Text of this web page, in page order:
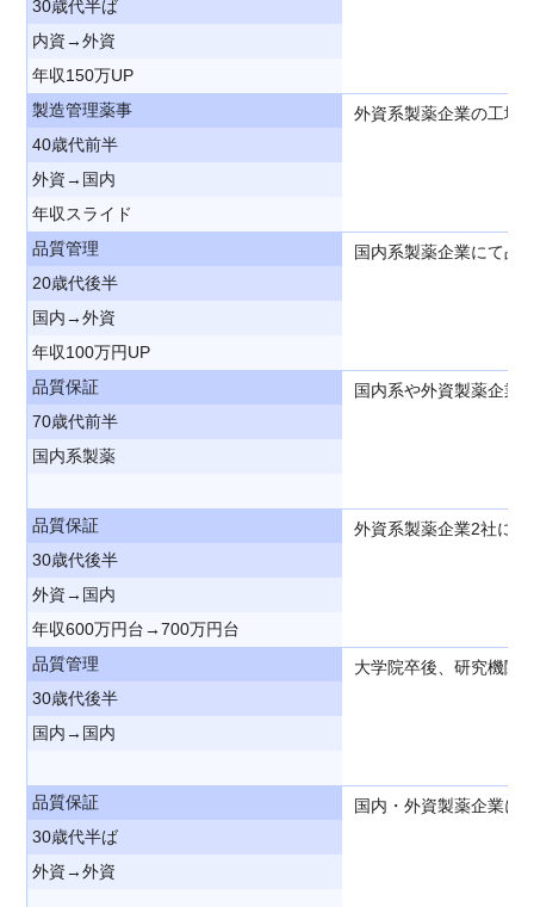
30歳代半ば
内資→外資
年収150万UP
製造管理薬事
外資系製薬企業の工場
40歳代前半
外資→国内
年収スライド
品質管理
国内系製薬企業にて品
20歳代後半
国内→外資
年収100万円UP
品質保証
国内系や外資製薬企業
70歳代前半
国内系製薬
品質保証
外資系製薬企業2社に
30歳代後半
外資→国内
年収600万円台→700万円台
品質管理
大学院卒後、研究機関
30歳代後半
国内→国内
品質保証
国内・外資製薬企業に
30歳代半ば
外資→外資